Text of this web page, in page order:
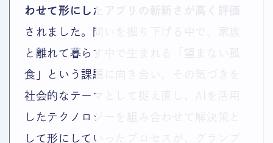
わせて形にしたアプリの斬新さが高く評価
されました。問いを掘り下げる中で、家族
と離れて暮らす中で生まれる「望まない孤
食」という課題に向き合い、その気づきを
社会的なテーマとして捉え直し、AIを活用
したテクノロジーを組み合わせて解決策と
して形にしていったプロセスが、グランプ